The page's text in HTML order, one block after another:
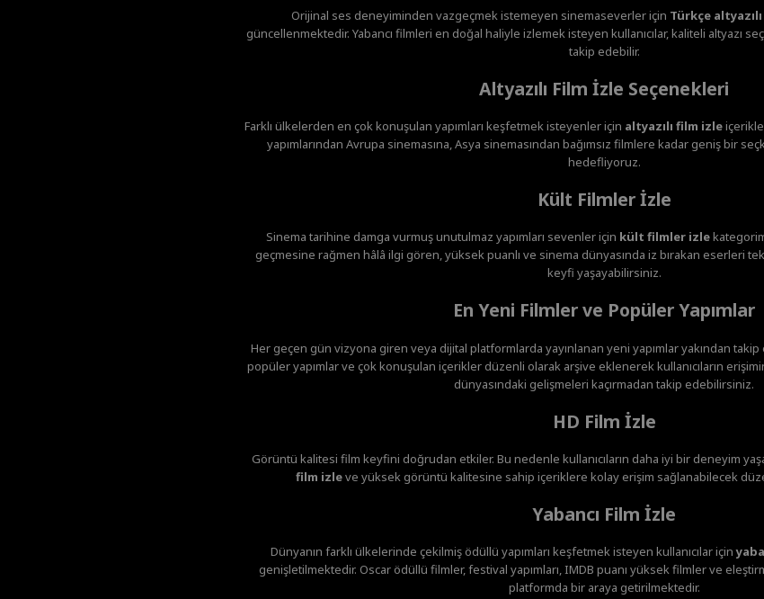
Orijinal ses deneyiminden vazgeçmek istemeyen sinemaseverler için Türkçe
güncellenmektedir. Yabancı filmleri en doğal haliyle izlemek isteyen kullanıcılar, kaliteli altyazı
takip edebilir.
Altyazılı Film İzle Seçenekleri
Farklı ülkelerden en çok konuşulan yapımları keşfetmek isteyenler için altyazılı film izle
yapımlarından Avrupa sinemasına, Asya sinemasından bağımsız filmlere kadar geniş bir
hedefliyoruz.
Kült Filmler İzle
Sinema tarihine damga vurmuş unutulmaz yapımları sevenler için kült filmler izle
geçmesine rağmen hâlâ ilgi gören, yüksek puanlı ve sinema dünyasında iz bırakan eserleri
keyfi yaşayabilirsiniz.
En Yeni Filmler ve Popüler Yapımlar
Her geçen gün vizyona giren veya dijital platformlarda yayınlanan yeni yapımlar yakından
popüler yapımlar ve çok konuşulan içerikler düzenli olarak arşive eklenerek kullanıcıların
dünyasındaki gelişmeleri kaçırmadan takip edebilirsiniz.
HD Film İzle
Görüntü kalitesi film keyfini doğrudan etkiler. Bu nedenle kullanıcıların daha iyi bir deneyim
film izleve yüksek görüntü kalitesine sahip içeriklere kolay erişim sağlanabilecek
Yabancı Film İzle
Dünyanın farklı ülkelerinde çekilmiş ödüllü yapımları keşfetmek isteyen kullanıcılar için
genişletilmektedir. Oscar ödüllü filmler, festival yapımları, IMDB puanı yüksek filmler ve
platformda bir araya getirilmektedir.